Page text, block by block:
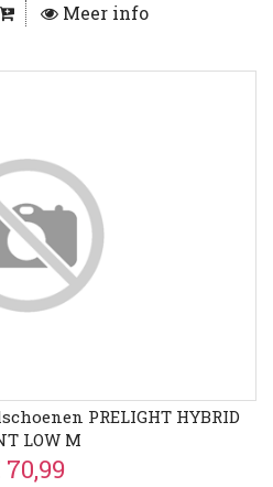
Meer info
PRELIGHT HYBRID
LOW M
70,99